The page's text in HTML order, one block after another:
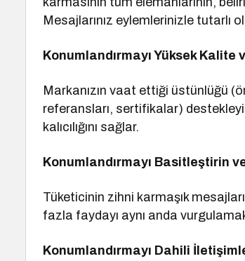
Mesajlarınız eylemlerinizle tutarlı
Konumlandırmayı Yüksek
Markanızın vaat ettiği üstünlüğü
referansları, sertifikalar)
kalıcılığını sağlar.
Konumlandırmayı Basitleştirin
Tüketicinin zihni karmaşık
fazla faydayı aynı anda
Konumlandırmayı Dahili